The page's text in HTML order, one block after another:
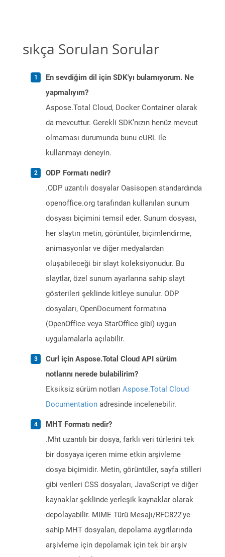
sıkça Sorulan Sorular
En sevdiğim dil için SDK'yı bulamıyorum. Ne
yapmalıyım?
Aspose.Total Cloud, Docker Container olarak
da mevcuttur. Gerekli SDK’nızın henüz mevcut
olmaması durumunda bunu cURL ile
kullanmayı deneyin.
ODP Formatı nedir?
.ODP uzantılı dosyalar Oasisopen standardında
openoffice.org tarafından kullanılan sunum
dosyası biçimini temsil eder. Sunum dosyası,
her slaytın metin, görüntüler, biçimlendirme,
animasyonlar ve diğer medyalardan
oluşabileceği bir slayt koleksiyonudur. Bu
slaytlar, özel sunum ayarlarına sahip slayt
gösterileri şeklinde kitleye sunulur. ODP
dosyaları, OpenDocument formatına
(OpenOffice veya StarOffice gibi) uygun
uygulamalarla açılabilir.
Curl için Aspose.Total Cloud API sürüm
notlarını nerede bulabilirim?
Eksiksiz sürüm notları Aspose.Total Cloud
Documentation adresinde incelenebilir.
MHT Formatı nedir?
.Mht uzantılı bir dosya, farklı veri türlerini tek
bir dosyaya içeren mime etkin arşivleme
dosya biçimidir. Metin, görüntüler, sayfa stilleri
gibi verileri CSS dosyaları, JavaScript ve diğer
kaynaklar şeklinde yerleşik kaynaklar olarak
depolayabilir. MIME Türü Mesajı/RFC822'ye
sahip MHT dosyaları, depolama aygıtlarında
arşivleme için depolamak için tek bir arşiv